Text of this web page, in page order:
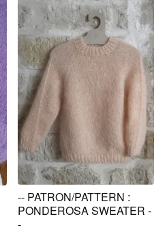
-- PATRON/PATTERN :
PONDEROSA SWEATER -
-